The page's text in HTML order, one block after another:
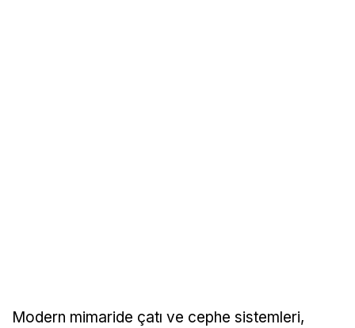
Modern mimaride çatı ve cephe sistemleri,